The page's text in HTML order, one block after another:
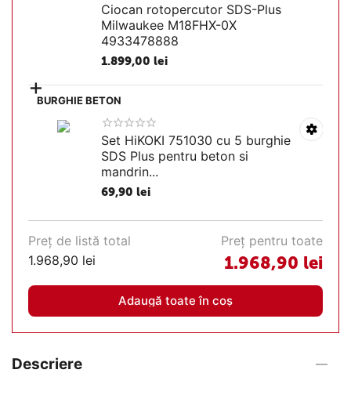
Ciocan rotopercutor SDS-Plus
Milwaukee M18FHX-0X
4933478888
1.899,00 lei
+BURGHIE BETON
Set HiKOKI 751030 cu 5 burghie
SDS Plus pentru beton si
mandrin...
69,90 lei
Preț de listă total
1.968,90 lei
Preț pentru toate
1.968,90 lei
Adaugă toate în coș
Descriere